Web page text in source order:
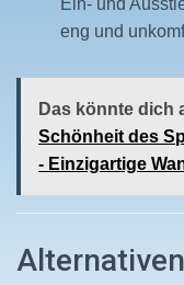
Ein- und
eng und
Das könnte dich
Schönheit des
- Einzigartige
Alternativen